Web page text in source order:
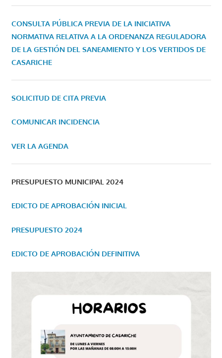
CONSULTA PÚBLICA PREVIA DE LA INICIATIVA
NORMATIVA RELATIVA A LA ORDENANZA REGULADORA
DE LA GESTIÓN DEL SANEAMIENTO Y LOS VERTIDOS DE
CASARICHE
SOLICITUD DE CITA PREVIA
COMUNICAR INCIDENCIA
VER LA AGENDA
PRESUPUESTO MUNICIPAL 2024
EDICTO DE APROBACIÓN INICIAL
PRESUPUESTO 2024
EDICTO DE APROBACIÓN DEFINITIVA